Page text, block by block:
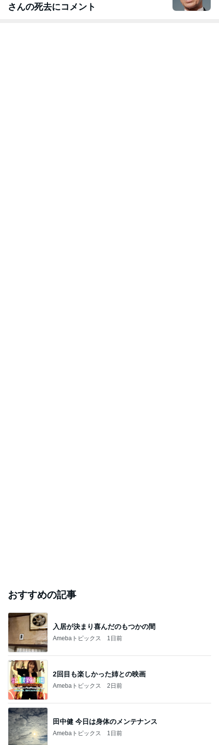
さんの死去にコメント
おすすめの記事
入居が決まり喜んだのもつかの間
Amebaトピックス 1日前
2回目も楽しかった姉との映画
Amebaトピックス 2日前
田中健 今日は身体のメンテナンス
Amebaトピックス 1日前